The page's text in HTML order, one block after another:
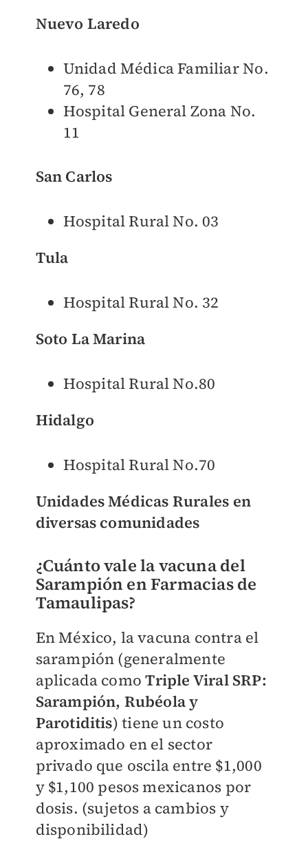
Nuevo Laredo
Unidad Médica Familiar No.
76, 78
Hospital General Zona No.
11
San Carlos
Hospital Rural No. 03
Tula
Hospital Rural No. 32
Soto La Marina
Hospital Rural No.80
Hidalgo
Hospital Rural No.70
Unidades Médicas Rurales en
diversas comunidades
¿Cuánto vale la vacuna del
Sarampión en Farmacias de
Tamaulipas?
En México, la vacuna contra el
sarampión (generalmente
aplicada comoTriple Viral SRP:
Sarampión, Rubéola y
Parotiditis) tiene un costo
aproximado en el sector
privado que oscila entre $1,000
y $1,100 pesos mexicanos por
dosis. (sujetos a cambios y
disponibilidad)